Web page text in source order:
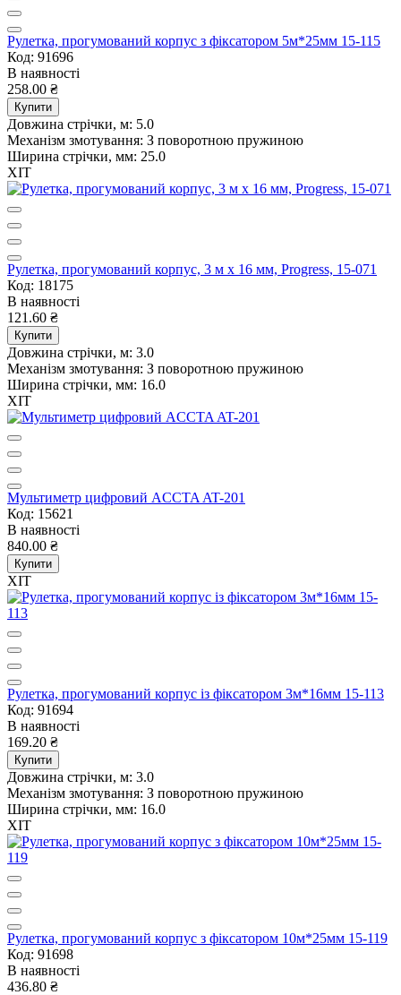
Рулетка, прогумований корпус з фіксатором 5м*25мм 15-115
Код: 91696
В наявності
258.00 ₴
Купити
Довжина стрічки, м: 5.0
Механізм змотування: З поворотною пружиною
Ширина стрічки, мм: 25.0
ХІТ
Рулетка, прогумований корпус, 3 м х 16 мм, Progress, 15-071
Код: 18175
В наявності
121.60 ₴
Купити
Довжина стрічки, м: 3.0
Механізм змотування: З поворотною пружиною
Ширина стрічки, мм: 16.0
ХІТ
Мультиметр цифровий ACCTA AT-201
Код: 15621
В наявності
840.00 ₴
Купити
ХІТ
Рулетка, прогумований корпус із фіксатором 3м*16мм 15-113
Код: 91694
В наявності
169.20 ₴
Купити
Довжина стрічки, м: 3.0
Механізм змотування: З поворотною пружиною
Ширина стрічки, мм: 16.0
ХІТ
Рулетка, прогумований корпус з фіксатором 10м*25мм 15-119
Код: 91698
В наявності
436.80 ₴